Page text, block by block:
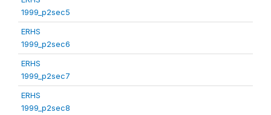
1999_p2sec5
ERHS
1999_p2sec6
ERHS
1999_p2sec7
ERHS
1999_p2sec8